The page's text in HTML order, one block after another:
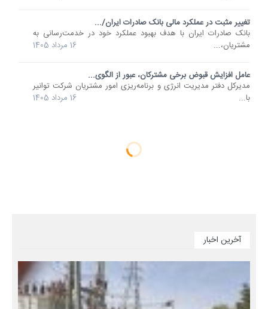
تغییر مثبت در عملکرد مالی بانک صادرات ایران/...
​بانک صادرات ایران با هدف بهبود عملکرد خود در خدمت‌رسانی به
مشتریان،...
16 مرداد 1405
عامل افزایش قبوض برخی مشترکان، عبور از الگوی...
مدیرکل دفتر مدیریت انرژی و برنامه‌ریزی امور مشتریان شرکت توانیر
با...
16 مرداد 1405
آخرین اخبار